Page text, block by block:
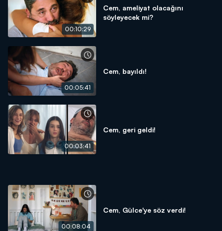
00:10:29
Cem, ameliyat olacağını
söyleyecek mi?
00:05:41
Cem, bayıldı!
00:03:41
Cem, geri geldi!
00:08:04
Cem, Gülce'ye söz verdi!